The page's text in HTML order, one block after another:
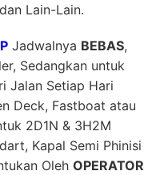
Lain-Lain.
Jadwalnya BEBAS,
Sedangkan untuk
Jalan Setiap Hari
Deck, Fastboat atau
2D1N & 3H2M
Kapal Semi Phinisi
Oleh OPERATOR